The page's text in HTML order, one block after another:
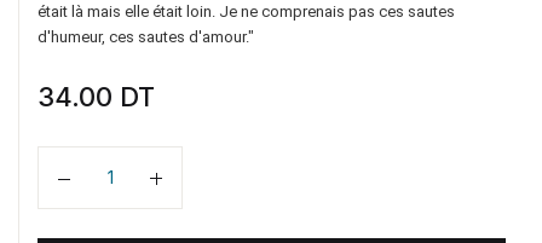
était là mais elle était loin. Je ne comprenais pas ces sautes
d'humeur, ces sautes d'amour."
34.00 DT
Quantité